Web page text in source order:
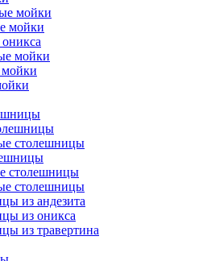
мойки
мойки
мойки
мойки
столешницы
столешницы
столешницы
из андезита
из оникса
из травертина